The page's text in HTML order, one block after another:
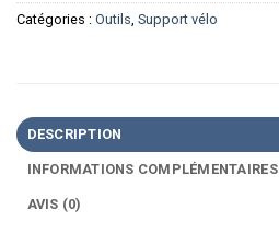
Catégories : Outils Support vélo
DESCRIPTION
INFORMATIONS COMPLÉMENTAIRES
AVIS (0)